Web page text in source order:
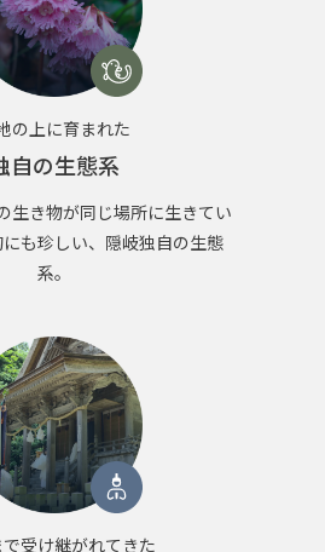
の上に育まれた
自の生態系
生き物が同じ場所に生きてい
も珍しい、隠岐独自の生態
系。
受け継がれてきた